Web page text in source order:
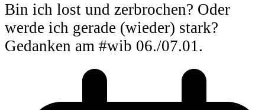
Bin ich lost und zerbrochen? Oder
werde ich gerade (wieder) stark?
Gedanken am #wib 06./07.01.